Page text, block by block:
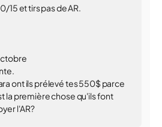
15 et tirs pas de AR.
ont ils prélevé tes 550$ parce
la première chose qu'ils font
l'AR?